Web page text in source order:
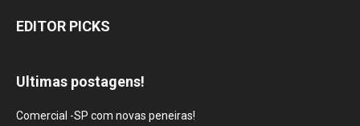
EDITOR PICKS
Ultimas postagens!
Comercial -SP com novas peneiras!